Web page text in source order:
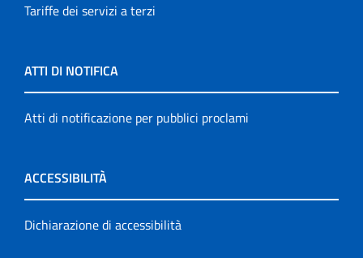
Tariffe dei servizi a terzi
ATTI DI NOTIFICA
Atti di notificazione per pubblici proclami
ACCESSIBILITÀ
Dichiarazione di accessibilità